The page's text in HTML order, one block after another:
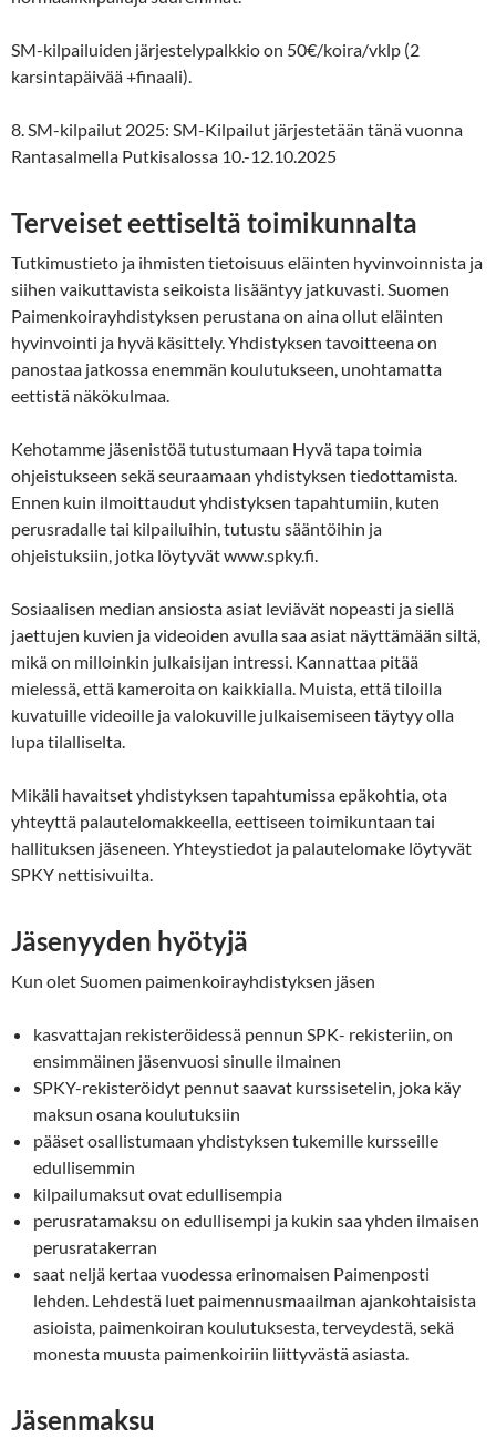
SM-kilpailuiden järjestelypalkkio on 50€/koira/vklp (2
karsintapäivää +finaali).
8. SM-kilpailut 2025: SM-Kilpailut järjestetään tänä vuonna
Rantasalmella Putkisalossa 10.-12.10.2025
Terveiset eettiseltä toimikunnalta
Tutkimustieto ja ihmisten tietoisuus eläinten hyvinvoinnista ja
siihen vaikuttavista seikoista lisääntyy jatkuvasti. Suomen
Paimenkoirayhdistyksen perustana on aina ollut eläinten
hyvinvointi ja hyvä käsittely. Yhdistyksen tavoitteena on
panostaa jatkossa enemmän koulutukseen, unohtamatta
eettistä näkökulmaa.
Kehotamme jäsenistöä tutustumaan Hyvä tapa toimia
ohjeistukseen sekä seuraamaan yhdistyksen tiedottamista.
Ennen kuin ilmoittaudut yhdistyksen tapahtumiin, kuten
perusradalle tai kilpailuihin, tutustu sääntöihin ja
ohjeistuksiin, jotka löytyvät www.spky.fi.
Sosiaalisen median ansiosta asiat leviävät nopeasti ja siellä
jaettujen kuvien ja videoiden avulla saa asiat näyttämään siltä,
mikä on milloinkin julkaisijan intressi. Kannattaa pitää
mielessä, että kameroita on kaikkialla. Muista, että tiloilla
kuvatuille videoille ja valokuville julkaisemiseen täytyy olla
lupa tilalliselta.
Mikäli havaitset yhdistyksen tapahtumissa epäkohtia, ota
yhteyttä palautelomakkeella, eettiseen toimikuntaan tai
hallituksen jäseneen. Yhteystiedot ja palautelomake löytyvät
SPKY nettisivuilta.
Jäsenyyden hyötyjä
Kun olet Suomen paimenkoirayhdistyksen jäsen
kasvattajan rekisteröidessä pennun SPK- rekisteriin, on
ensimmäinen jäsenvuosi sinulle ilmainen
SPKY-rekisteröidyt pennut saavat kurssisetelin, joka käy
maksun osana koulutuksiin
pääset osallistumaan yhdistyksen tukemille kursseille
edullisemmin
kilpailumaksut ovat edullisempia
perusratamaksu on edullisempi ja kukin saa yhden ilmaisen
perusratakerran
saat neljä kertaa vuodessa erinomaisen Paimenposti
lehden. Lehdestä luet paimennusmaailman ajankohtaisista
asioista, paimenkoiran koulutuksesta, terveydestä, sekä
monesta muusta paimenkoiriin liittyvästä asiasta.
Jäsenmaksu